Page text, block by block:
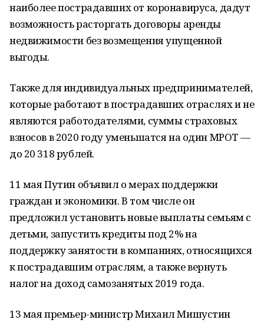
наиболее пострадавших от коронавируса, дадут
возможность расторгать договоры аренды
недвижимости без возмещения упущенной
выгоды.
Также для индивидуальных предпринимателей,
которые работают в пострадавших отраслях и не
являются работодателями, суммы страховых
взносов в 2020 году уменьшатся на один МРОТ —
до 20 318 рублей.
11 мая Путин объявил о мерах поддержки
граждан и экономики. В том числе он
предложил установить новые выплаты семьям с
детьми, запустить кредиты под 2% на
поддержку занятости в компаниях, относящихся
к пострадавшим отраслям, а также вернуть
налог на доход самозанятых 2019 года.
13 мая премьер-министр Михаил Мишустин